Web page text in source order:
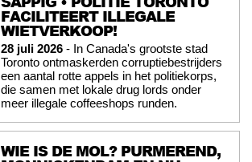
FACILITEERT ILLEGALE
WIETVERKOOP!
28 juli 2026 - In Canada's grootste stad
Toronto ontmaskerden corruptiebestrijders
een aantal rotte appels in het politiekorps,
die samen met lokale drug lords onder
meer illegale coffeeshops runden.
WIE IS DE MOL? PURMEREND,